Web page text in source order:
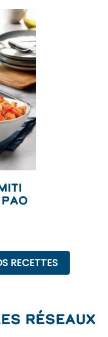
RECETTES
réseaux